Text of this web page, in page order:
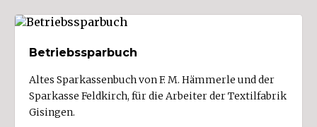
Betriebssparbuch
Altes Sparkassenbuch von F. M. Hämmerle und der
Sparkasse Feldkirch, für die Arbeiter der Textilfabrik
Gisingen.